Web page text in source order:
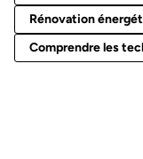
Rénovation
Comprendre les